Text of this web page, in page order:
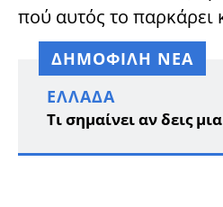
πού αυτός το παρκάρει
ΔΗΜΟΦΙΛΗ ΝΕΑ
ΕΛΛΆΔΑ
Τι σημαίνει αν δεις